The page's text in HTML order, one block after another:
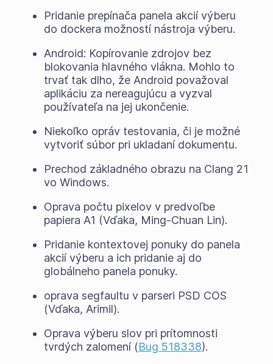
Pridanie prepínača panela akcií výberu
do dockera možností nástroja výberu.
Android: Kopírovanie zdrojov bez
blokovania hlavného vlákna. Mohlo to
trvať tak dlho, že Android považoval
aplikáciu za nereagujúcu a vyzval
používateľa na jej ukončenie.
Niekoľko opráv testovania, či je možné
vytvoriť súbor pri ukladaní dokumentu.
Prechod základného obrazu na Clang 21
vo Windows.
Oprava počtu pixelov v predvoľbe
papiera A1 (Vďaka, Ming-Chuan Lin).
Pridanie kontextovej ponuky do panela
akcií výberu a ich pridanie aj do
globálneho panela ponuky.
oprava segfaultu v parseri PSD COS
(Vďaka, Arimil).
Oprava výberu slov pri prítomnosti
tvrdých zalomení (Bug 518338).